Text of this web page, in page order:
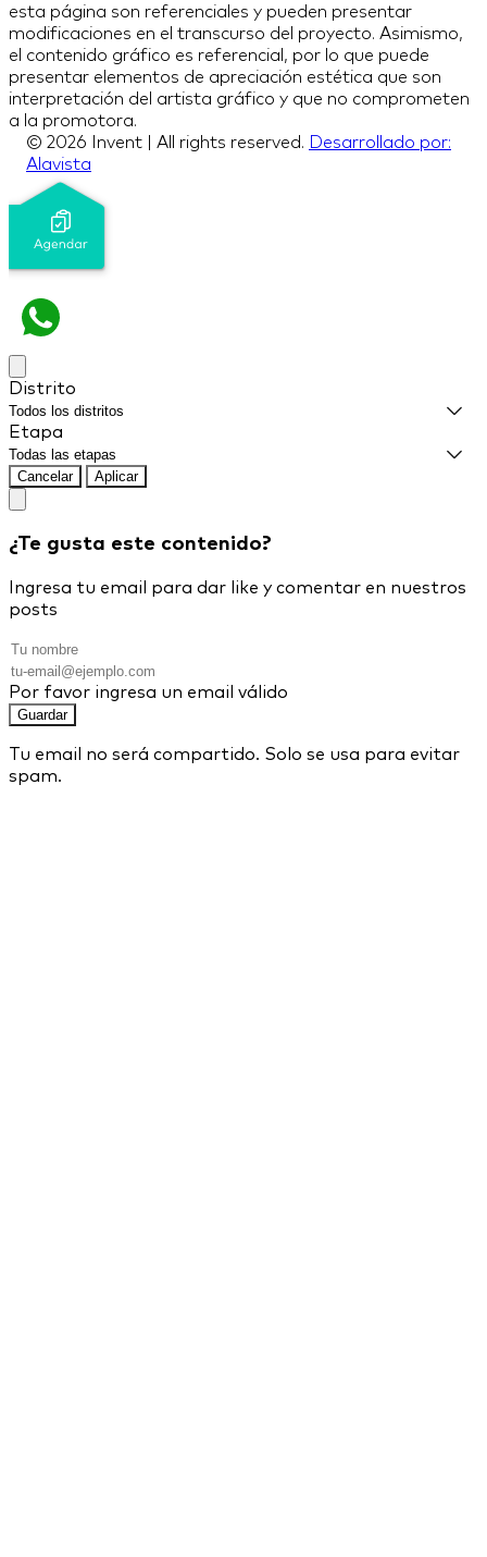
esta página son referenciales y pueden presentar
modificaciones en el transcurso del proyecto. Asimismo,
el contenido gráfico es referencial, por lo que puede
presentar elementos de apreciación estética que son
interpretación del artista gráfico y que no comprometen
a la promotora.
© 2026 Invent | All rights reserved.
Desarrollado por:
Alavista
Distrito
Etapa
Cancelar Aplicar
¿Te gusta este contenido?
Ingresa tu email para dar like y comentar en nuestros
posts
Por favor ingresa un email válido
Guardar
Tu email no será compartido. Solo se usa para evitar
spam.